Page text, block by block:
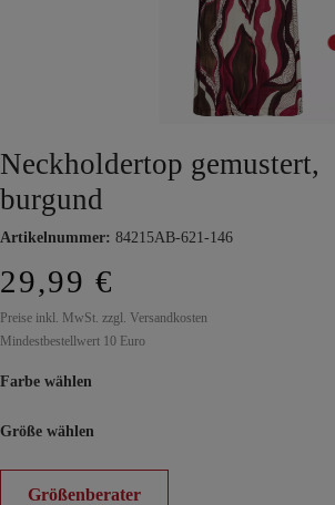
Neckholdertop gemustert,
burgund
Artikelnummer: 84215AB-621-146
29,99 €
Preise inkl. MwSt. zzgl. Versandkosten
Mindestbestellwert 10 Euro
Farbe wählen
Größe wählen
Größenberater